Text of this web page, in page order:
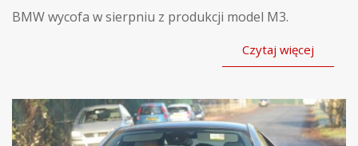
BMW wycofa w sierpniu z produkcji model M3.
Czytaj więcej